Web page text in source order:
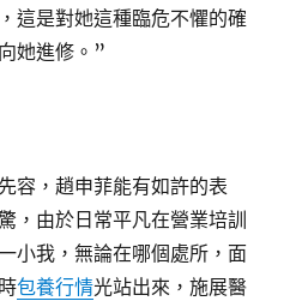
，這是對她這種臨危不懼的確
她進修。”
容，趙申菲能有如許的表
，由於日常平凡在營業培訓
小我，無論在哪個處所，面
包養行情光站出來，施展醫